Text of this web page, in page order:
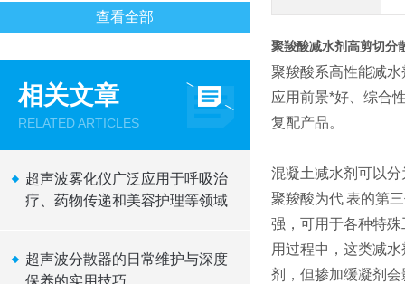
查看全部
相关文章
RELATED ARTICLES
超声波雾化仪广泛应用于呼吸治
疗、药物传递和美容护理等领域
超声波分散器的日常维护与深度
保养的实用技巧
聚羧酸减水剂高剪切分
聚羧酸系高性能减
应用前景*好、综合
复配产品。
混凝土减水剂可以
聚羧酸为代表的第
强，可用于各种特
用过程中，这类减
剂，但掺加缓凝剂